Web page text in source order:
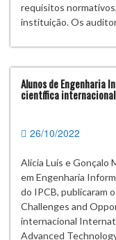
requisitos
instituição. Os
Alunos de Engenharia
científica internacional
26/10/2022
Alícia Luís e Gonçalo
em Engenharia
do IPCB, publicaram
Challenges and
internacional
Advanced